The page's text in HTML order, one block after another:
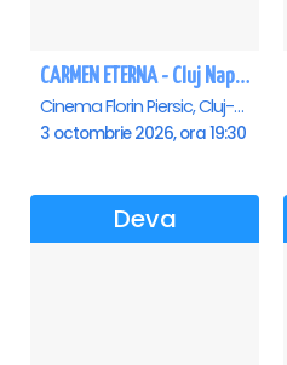
CARMEN ETERNA - Cluj Napoca
Cinema Florin Piersic, Cluj-Napoca
3 octombrie 2026, ora 19:30
Deva